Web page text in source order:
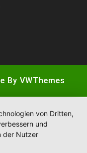
By VWThemes
von Dritten,
und
der Nutzer